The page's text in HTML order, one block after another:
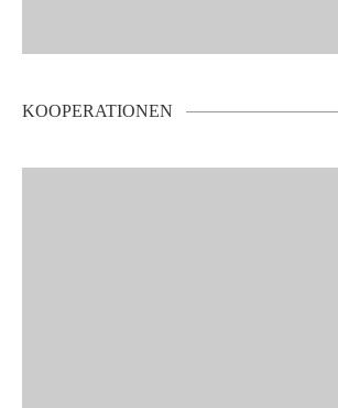
KOOPERATIONEN